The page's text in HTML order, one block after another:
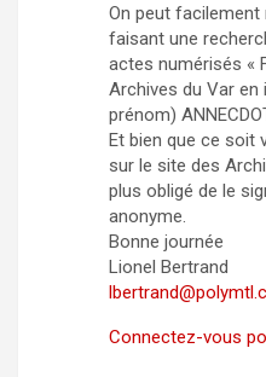
On peut
faisant une
actes numérisés «
Archives du Var
prénom)
Et bien que ce soit
sur le site des
plus obligé de le
anonyme.
Bonne journée
Lionel Bertrand
Connectez-vous